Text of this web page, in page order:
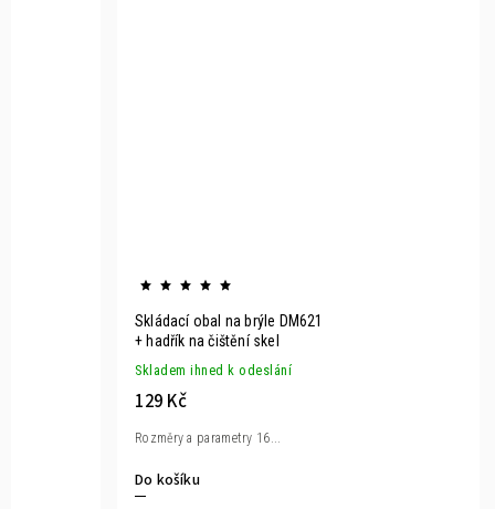
Skládací obal na brýle DM621
+ hadřík na čištění skel
Skladem ihned k odeslání
129 Kč
Do košíku
Rozměry a parametry 16...